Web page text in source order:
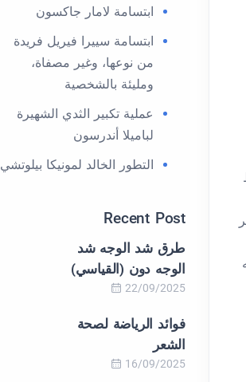
ابتسامة لامار جاكسون
ابتسامة سييرا فيريل فريدة
من نوعها، وغير مصفاة،
ومليئة بالشخصية
عملية تكبير الثدي الشهيرة
لباميلا أندرسون
التطور الخالد لمونيكا بيلوتشي
Recent Post
طرق شد الوجه شد
الوجه دون (القياسي)
22/09/2025
فوائد الرياضة لصحة
الشعر
16/09/2025